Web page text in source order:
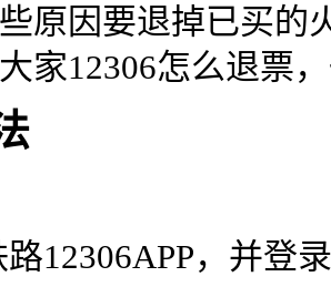
原因要退掉已买的
家12306怎么退票
12306APP，并登